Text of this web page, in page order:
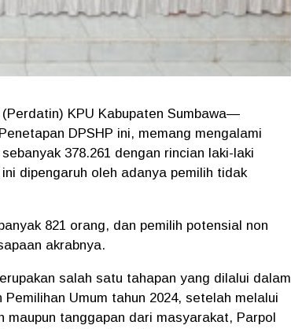
KPU Kabupaten Sumbawa—
DPSHP ini, memang mengalami
378.261 dengan rincian laki-laki
dipengaruh oleh adanya pemilih tidak
821 orang, dan pemilih potensial non
akrabnya.
salah satu tahapan yang dilalui dalam
Umum tahun 2024, setelah melalui
maupun tanggapan dari masyarakat, Parpol